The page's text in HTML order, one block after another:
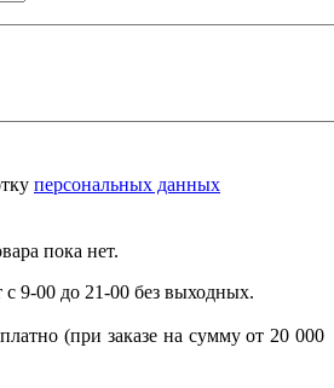
персональных данных
пока нет.
с 9-00 до 21-00 без выходных.
(при заказе на сумму от 20 000